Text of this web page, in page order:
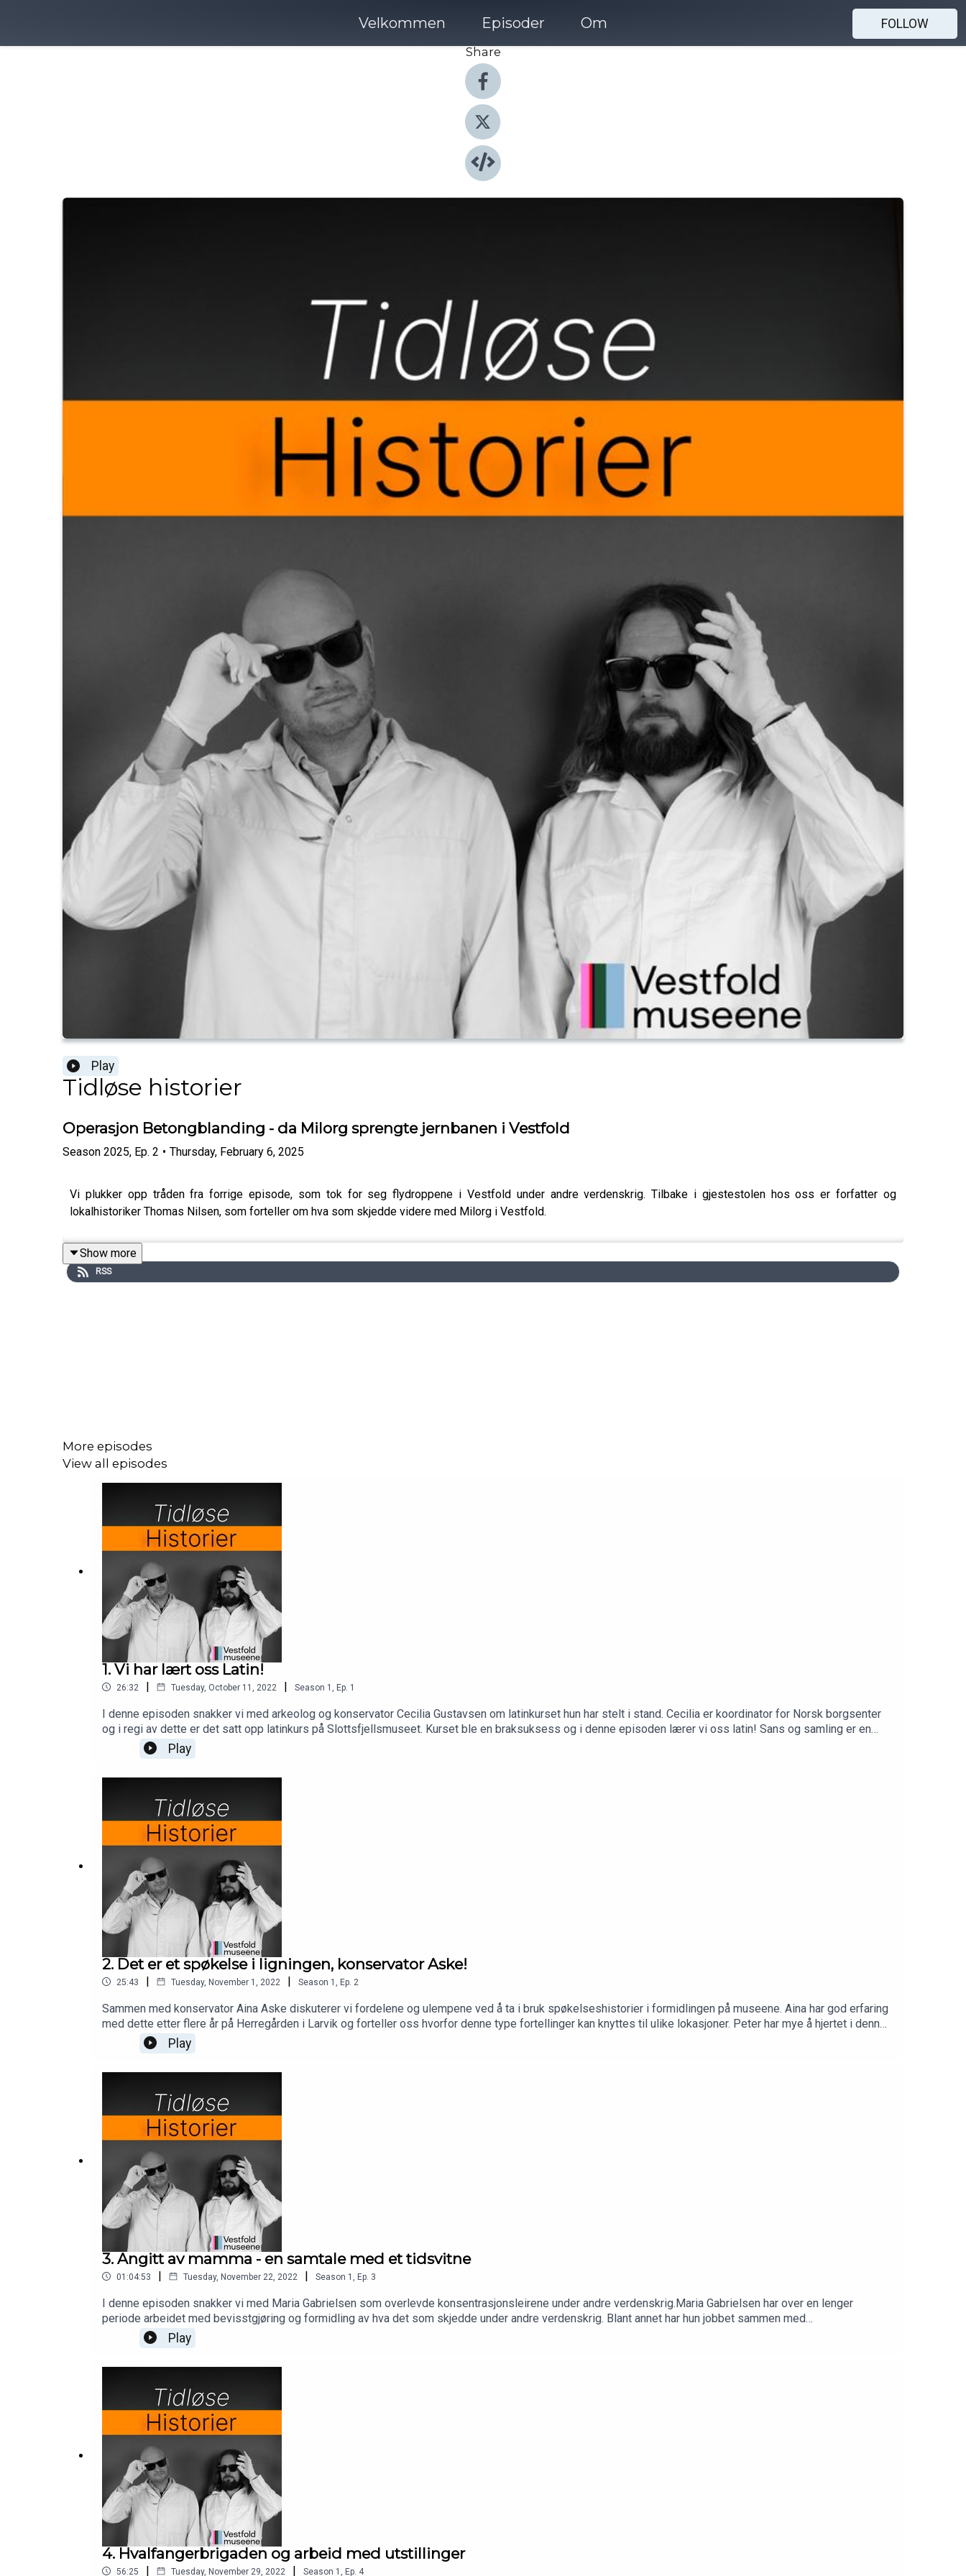
Velkommen Episoder Om
FOLLOW
Share
Play
Tidløse historier
Operasjon Betongblanding - da Milorg sprengte jernbanen i Vestfold
Season 2025, Ep. 2 • Thursday, February 6, 2025
Vi plukker opp tråden fra forrige episode, som tok for seg flydroppene i Vestfold under andre verdenskrig. Tilbake i gjestestolen hos oss er forfatter og
lokalhistoriker Thomas Nilsen, som forteller om hva som skjedde videre med Milorg i Vestfold.
Show more
RSS
More episodes
View all episodes
1. Vi har lært oss Latin!
26:32 | Tuesday, October 11, 2022 | Season 1 Ep. 1
I denne episoden snakker vi med arkeolog og konservator Cecilia Gustavsen om latinkurset hun har stelt i stand. Cecilia er koordinator for Norsk borgsenter
og i regi av dette er det satt opp latinkurs på Slottsfjellsmuseet. Kurset ble en braksuksess og i denne episoden lærer vi oss latin! Sans og samling er en
podkast for deg som er spesielt interessert i museum og kulturarv.
Play
2. Det er et spøkelse i ligningen, konservator Aske!
25:43 | Tuesday, November 1, 2022 | Season 1 Ep. 2
Sammen med konservator Aina Aske diskuterer vi fordelene og ulempene ved å ta i bruk spøkelseshistorier i formidlingen på museene. Aina har god erfaring
med dette etter flere år på Herregården i Larvik og forteller oss hvorfor denne type fortellinger kan knyttes til ulike lokasjoner. Peter har mye å hjertet i denne
episoden, mens Eivind er litt mer skeptisk og har en tilståelse å komme med.
Play
3. Angitt av mamma - en samtale med et tidsvitne
01:04:53 | Tuesday, November 22, 2022 | Season 1 Ep. 3
I denne episoden snakker vi med Maria Gabrielsen som overlevde konsentrasjonsleirene under andre verdenskrig.Maria Gabrielsen har over en lenger
periode arbeidet med bevisstgjøring og formidling av hva det som skjedde under andre verdenskrig. Blant annet har hun jobbet sammen med
Hvalfangstmuseet gjennom Den kulturelle skolesekken (DKS). Episoden belyser hvorfor DKS er et viktig verktøy i museenes samfunnsoppdrag.
Play
4. Hvalfangerbrigaden og arbeid med utstillinger
56:25 | Tuesday, November 29, 2022 | Season 1 , Ep. 4